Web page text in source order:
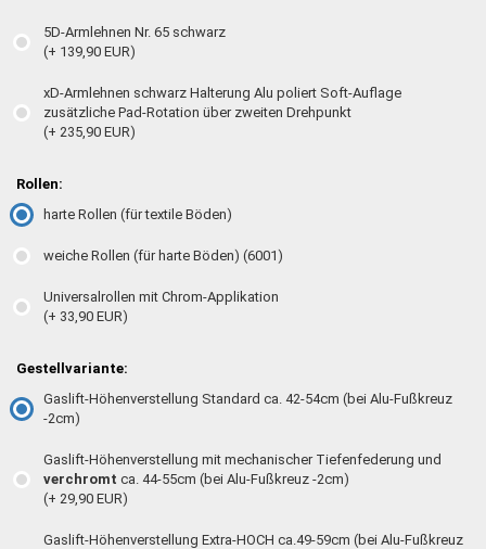
5D-Armlehnen Nr. 65 schwarz
(+ 139,90 EUR)
xD-Armlehnen schwarz Halterung Alu poliert Soft-Auflage
zusätzliche Pad-Rotation über zweiten Drehpunkt
(+ 235,90 EUR)
Rollen:
harte Rollen (für textile Böden)
weiche Rollen (für harte Böden) (6001)
Universalrollen mit Chrom-Applikation
(+ 33,90 EUR)
Gestellvariante:
Gaslift-Höhenverstellung Standard ca. 42-54cm (bei Alu-Fußkreuz
-2cm)
Gaslift-Höhenverstellung mit mechanischer Tiefenfederung und
verchromt ca. 44-55cm (bei Alu-Fußkreuz -2cm)
(+ 29,90 EUR)
Gaslift-Höhenverstellung Extra-HOCH ca.49-59cm (bei Alu-Fußkreuz